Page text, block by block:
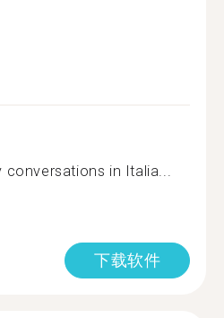
conversations in Italia...
下载软件